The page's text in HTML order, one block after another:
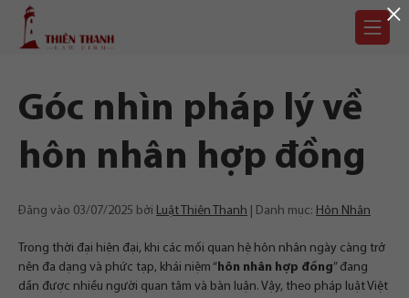
Chuyển
Trang
chủ
Góc nhìn pháp lý về
hôn nhân hợp đồng
Đăng vào 03/07/2025 bởi Luật Thiên Thanh Danh mục: Hôn Nhân
Trong thời đại hiện đại, khi các mối quan hệ hôn nhân ngày càng trở
nên đa dạng và phức tạp, khái niệm “hôn nhân hợp đồng” đang
dần được nhiều người quan tâm và bàn luận. Vậy, theo pháp luật Việt
×